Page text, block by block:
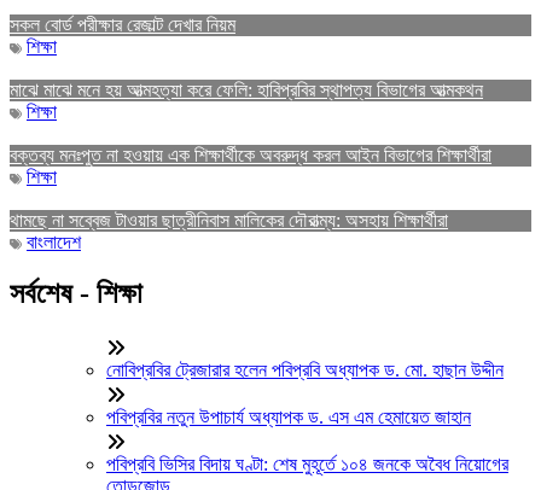
সকল বোর্ড পরীক্ষার রেজাল্ট দেখার নিয়ম
শিক্ষা
মাঝে মাঝে মনে হয় আত্মহত্যা করে ফেলি: হাবিপ্রবির স্থাপত্য বিভাগের আত্মকথন
শিক্ষা
বক্তব্য মনঃপুত না হওয়ায় এক শিক্ষার্থীকে অবরুদ্ধ করল আইন বিভাগের শিক্ষার্থীরা
শিক্ষা
থামছে না সব্বেজ টাওয়ার ছাত্রীনিবাস মালিকের দৌরাত্ম্য: অসহায় শিক্ষার্থীরা
বাংলাদেশ
সর্বশেষ - শিক্ষা
নোবিপ্রবির ট্রেজারার হলেন পবিপ্রবি অধ্যাপক ড. মো. হাছান উদ্দীন
পবিপ্রবির নতুন উপাচার্য অধ্যাপক ড. এস এম হেমায়েত জাহান
পবিপ্রবি ভিসির বিদায় ঘণ্টা: শেষ মুহূর্তে ১০৪ জনকে অবৈধ নিয়োগের
তোড়জোড়